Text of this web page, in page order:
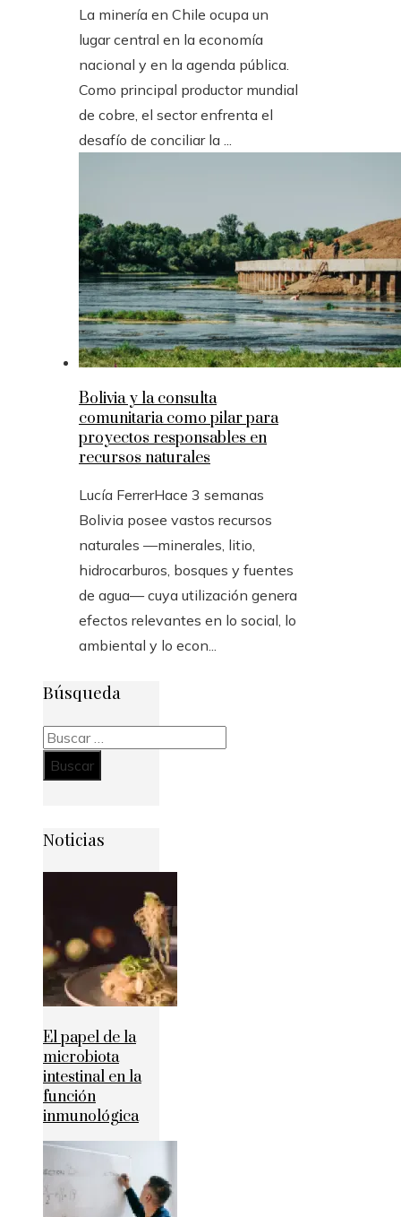
La minería en Chile ocupa un
lugar central en la economía
nacional y en la agenda pública.
Como principal productor mundial
de cobre, el sector enfrenta el
desafío de conciliar la ...
Bolivia y la consulta
comunitaria como pilar para
proyectos responsables en
recursos naturales
Lucía FerrerHace 3 semanas
Bolivia posee vastos recursos
naturales —minerales, litio,
hidrocarburos, bosques y fuentes
de agua— cuya utilización genera
efectos relevantes en lo social, lo
ambiental y lo econ...
Búsqueda
Buscar:
Noticias
El papel de la
microbiota
intestinal en la
función
inmunológica